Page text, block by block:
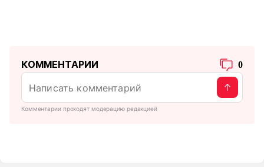
КОММЕНТАРИИ 0
Комментарии проходят модерацию редакцией